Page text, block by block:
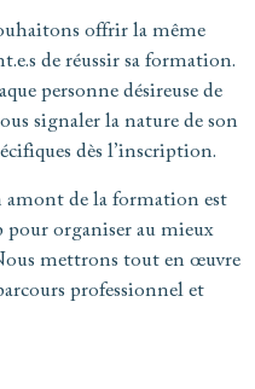
offrir la même
de réussir sa formation.
personne désireuse de
signaler la nature de son
dès l’inscription.
amont de la formation est
pour organiser au mieux
mettrons tout en œuvre
professionnel et